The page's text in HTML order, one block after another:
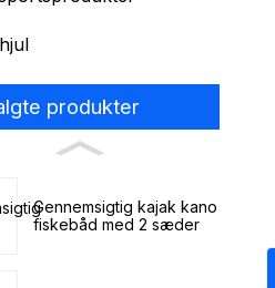
produkter
Gennemsigtig kajak kano
fiskebåd med 2 sæder